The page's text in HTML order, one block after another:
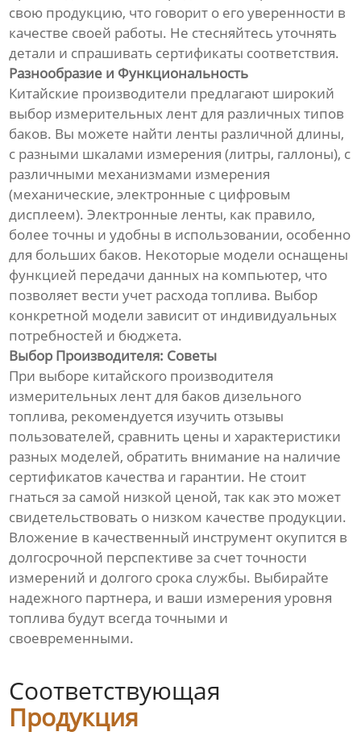
свою продукцию, что говорит о его уверенности в
качестве своей работы. Не стесняйтесь уточнять
детали и спрашивать сертификаты соответствия.
Разнообразие и Функциональность
Китайские производители предлагают широкий
выбор измерительных лент для различных типов
баков. Вы можете найти ленты различной длины,
с разными шкалами измерения (литры, галлоны), с
различными механизмами измерения
(механические, электронные с цифровым
дисплеем). Электронные ленты, как правило,
более точны и удобны в использовании, особенно
для больших баков. Некоторые модели оснащены
функцией передачи данных на компьютер, что
позволяет вести учет расхода топлива. Выбор
конкретной модели зависит от индивидуальных
потребностей и бюджета.
Выбор Производителя: Советы
При выборе китайского производителя
измерительных лент для баков дизельного
топлива, рекомендуется изучить отзывы
пользователей, сравнить цены и характеристики
разных моделей, обратить внимание на наличие
сертификатов качества и гарантии. Не стоит
гнаться за самой низкой ценой, так как это может
свидетельствовать о низком качестве продукции.
Вложение в качественный инструмент окупится в
долгосрочной перспективе за счет точности
измерений и долгого срока службы. Выбирайте
надежного партнера, и ваши измерения уровня
топлива будут всегда точными и
своевременными.
Соответствующая
Продукция